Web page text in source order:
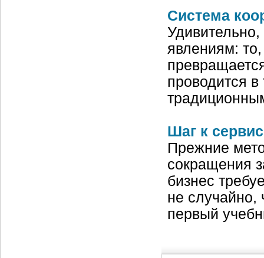
Система
явлениям:
проводится
Шаг к
Прежние
сокращения
бизнес
не случайно,
первый